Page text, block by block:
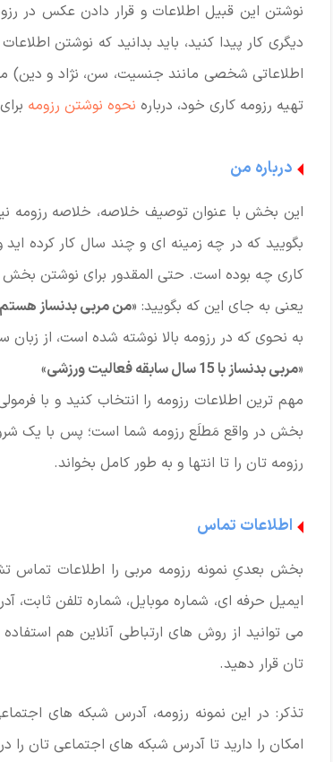
نوشتن این قبیل اطلاعات و قرار دادن عکس در
دیگری کار پیدا کنید، باید بدانید که نوشتن
اطلاعاتی شخصی مانند جنسیت، سن، نژاد و
تهیه رزومه کاری خود، درباره نحوه نوشتن رزومه
درباره من
این بخش با عنوان توصیف خلاصه، خلاصه رزومه
بگویید که در چه زمینه ای و چند سال کار کرده اید
کاری چه بوده است. حتی المقدور برای نوشتن
یعنی به جای این که بگویید: «من مربی بدنساز هستم و 15 سال سابقه فعالیت
به نحوی که در رزومه بالا نوشته شده است، از
«مربی بدنساز با 15 سال سابقه فعالیت ورزشی
»
مهم ترین اطلاعات رزومه را انتخاب کنید و با
بخش در واقع مَطلَع رزومه شما است؛ پس با یک
رزومه تان را تا انتها و به طور کامل بخواند.
اطلاعات تماس
بخش بعدیِ نمونه رزومه مربی را اطلاعات
ایمیل حرفه ای، شماره موبایل، شماره تلفن
می توانید از روش های ارتباطی آنلاین هم
تان قرار دهید.
تذکر: در این نمونه رزومه، آدرس شبکه های
امکان را دارید تا آدرس شبکه های اجتماعی تان را